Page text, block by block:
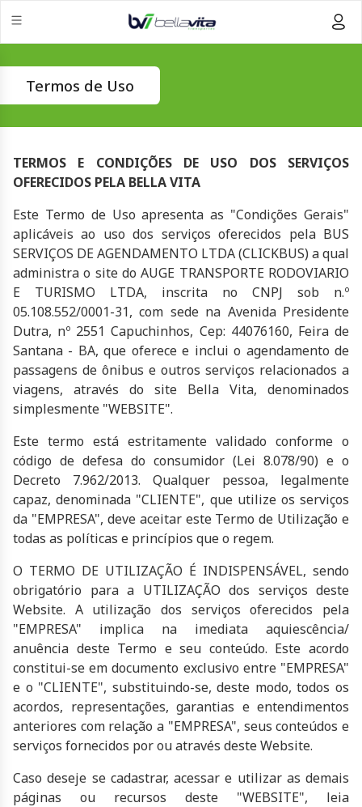
Termos de Uso
TERMOS E CONDIÇÕES DE USO DOS SERVIÇOS
OFERECIDOS PELA BELLA VITA
Este Termo de Uso apresenta as "Condições Gerais"
aplicáveis ao uso dos serviços oferecidos pela BUS
SERVIÇOS DE AGENDAMENTO LTDA (CLICKBUS) a qual
administra o site do AUGE TRANSPORTE RODOVIARIO
E TURISMO LTDA, inscrita no CNPJ sob n.º
05.108.552/0001-31, com sede na Avenida Presidente
Dutra, nº 2551 Capuchinhos, Cep: 44076160, Feira de
Santana - BA, que oferece e inclui o agendamento de
passagens de ônibus e outros serviços relacionados a
viagens, através do site Bella Vita, denominados
simplesmente "WEBSITE".
Este termo está estritamente validado conforme o
código de defesa do consumidor (Lei 8.078/90) e o
Decreto 7.962/2013. Qualquer pessoa, legalmente
capaz, denominada "CLIENTE", que utilize os serviços
da "EMPRESA", deve aceitar este Termo de Utilização e
todas as políticas e princípios que o regem.
O TERMO DE UTILIZAÇÃO É INDISPENSÁVEL, sendo
obrigatório para a UTILIZAÇÃO dos serviços deste
Website. A utilização dos serviços oferecidos pela
"EMPRESA" implica na imediata aquiescência/
anuência deste Termo e seu conteúdo. Este acordo
constitui-se em documento exclusivo entre "EMPRESA"
e o "CLIENTE", substituindo-se, deste modo, todos os
acordos, representações, garantias e entendimentos
anteriores com relação a "EMPRESA", seus conteúdos e
serviços fornecidos por ou através deste Website.
Caso deseje se cadastrar, acessar e utilizar as demais
páginas ou recursos deste "WEBSITE", leia